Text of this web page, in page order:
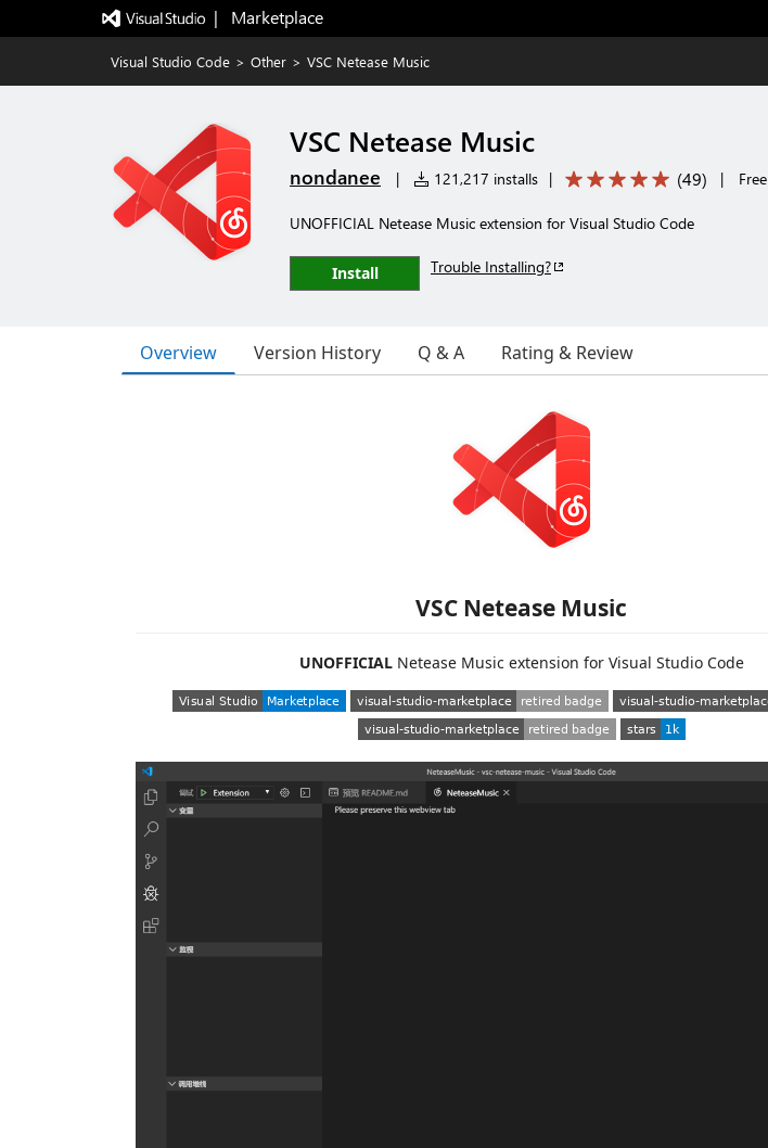
|   Marketplace
Visual Studio Code > Other > VSC Netease Music
VSC Netease Music
nondanee | 121,217 installs | (49) | Free
UNOFFICIAL Netease Music extension for Visual Studio Code
Install Trouble Installing?
Overview Version History Q & A Rating & Review
VSC Netease Music
UNOFFICIALNetease Music extension for Visual Studio Code